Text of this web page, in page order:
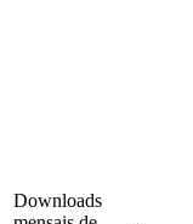
Downloads